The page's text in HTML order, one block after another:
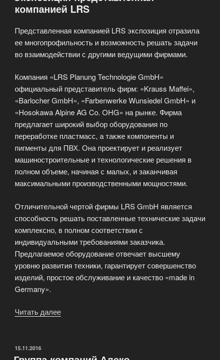
компанией LRS
Представленная компанией LRS экспозиция отразила
ее многопрофильность и возможность решать задачи
во взаимодействии с другими ведущими фирмами.
Компания «LRS Planung Technologie GmbH»
официальный представитель фирм: «Krauss Maffei»,
«Barlocher GmbH», «Farbenwerke Wunsiedel GmbH» и
«Hosokawa Alpine AG Co. OHG» на рынке. Фирма
предлагает широкий выбор оборудования по
переработке пластмасс, а также компоненты и
пигменты для ПВХ. Она проектирует и реализует
машиностроительные и технологические решения в
полном объеме, начиная с малых, и заканчивая
максимальными производственными мощностями.
Отличительной чертой фирмы LRS GmbH является
способность решать поставленные технические задачи
комплексно, в полном соответствии с
индивидуальными требованиями заказчика.
Предлагаемое оборудование отвечает высшему
уровню развития техники, гарантирует совершенство
изделий, простое обслуживание и качество «made in
Germany».
Читать далее
ОПУБЛИКОВАНО
15.11.2016